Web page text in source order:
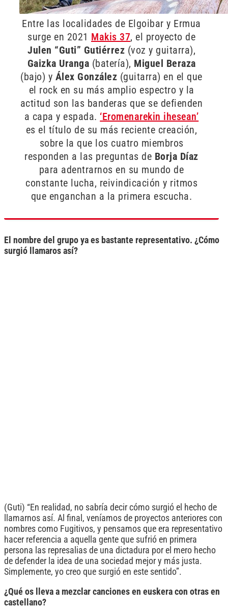
Entre las localidades de Elgoibar y Ermua
surge en 2021 Makis 37, el proyecto de
Julen “Guti” Gutiérrez (voz y guitarra),
Gaizka Uranga (batería), Miguel Beraza
(bajo) y Álex González (guitarra) en el que
el rock en su más amplio espectro y la
actitud son las banderas que se defienden
a capa y espada. ‘Eromenarekin ihesean’
es el título de su más reciente creación,
sobre la que los cuatro miembros
responden a las preguntas de Borja Díaz
para adentrarnos en su mundo de
constante lucha, reivindicación y ritmos
que enganchan a la primera escucha.
El nombre del grupo ya es bastante representativo. ¿Cómo
surgió llamaros así?
(Guti) “En realidad, no sabría decir cómo surgió el hecho de
llamarnos así. Al final, veníamos de proyectos anteriores con
nombres como Fugitivos, y pensamos que era representativo
hacer referencia a aquella gente que sufrió en primera
persona las represalias de una dictadura por el mero hecho
de defender la idea de una sociedad mejor y más justa.
Simplemente, yo creo que surgió en este sentido”.
¿Qué os lleva a mezclar canciones en euskera con otras en
castellano?